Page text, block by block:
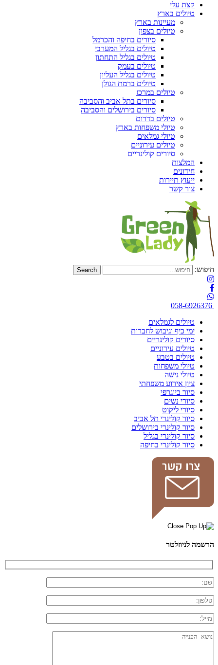
קצת עלי
טיולים בארץ
מעיינות בארץ
טיולים בצפון
סיורים בחיפה והכרמל
טיולים בגליל המערבי
טיולים בגליל התחתון
טיולים בעמק
טיולים בגליל העליון
טיולים ברמת הגולן
טיולים במרכז
סיורים בתל אביב והסביבה
סיורים בירושלים והסביבה
טיולים בדרום
טיולי משפחות בארץ
טיולי גמלאים
טיולים עירוניים
סיורים קולינריים
המלצות
חידונים
ייעוץ תיירות
צור קשר
חיפוש:
058-6926376
טיולים לגמלאים
ימי כיף וגיבוש לחברות
סיורים קולינריים
טיולים עירוניים
טיולים בטבע
טיולי משפחות
טיולי נישה
ציון אירוע משפחתי
סיור ביוגרפי
סיורי נשים
סיורי ליקוט
סיור קולינרי תל אביב
סיור קולינרי בירושלים
סיור קולינרי בגליל
סיור קולינרי בחיפה
הרשמה לניוזלטר